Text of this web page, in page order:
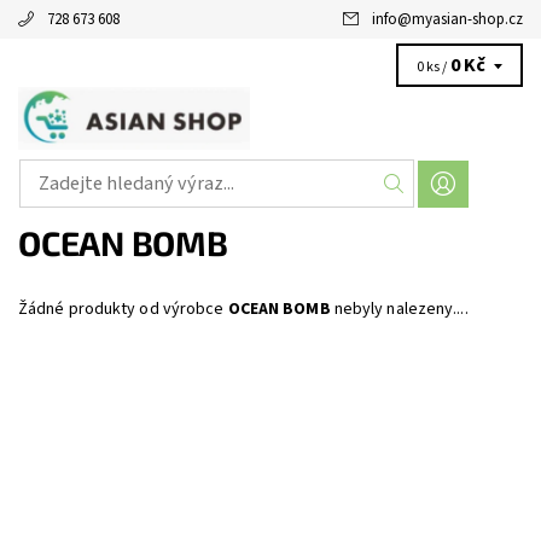
728 673 608 info@myasian-shop.cz
0 ks / 0 Kč
OCEAN BOMB
Žádné produkty od výrobce OCEAN BOMB nebyly nalezeny....